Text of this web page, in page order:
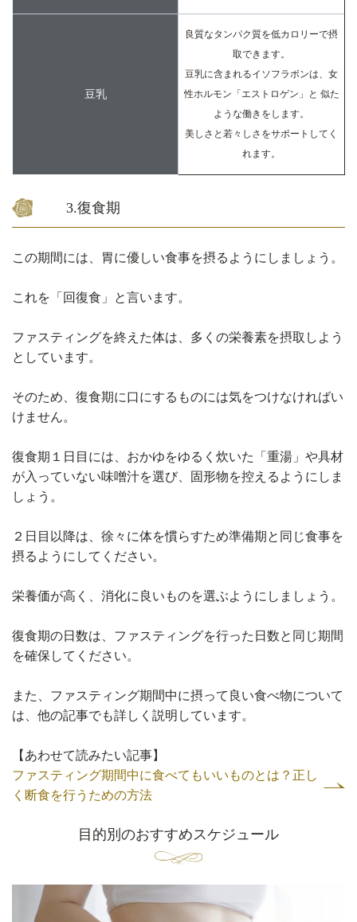
豆乳
良質なタンパク質を低カロリーで摂
取できます。
豆乳に含まれるイソフラボンは、女
性ホルモン「エストロゲン」と 似た
ような働きをします。
美しさと若々しさをサポートしてく
れます。
3.復食期
この期間には、胃に優しい食事を摂るようにしましょう。
これを「回復食」と言います。
ファスティングを終えた体は、多くの栄養素を摂取しよう
としています。
そのため、復食期に口にするものには気をつけなければい
けません。
復食期１日目には、おかゆをゆるく炊いた「重湯」や具材
が入っていない味噌汁を選び、固形物を控えるようにしま
しょう。
２日目以降は、徐々に体を慣らすため準備期と同じ食事を
摂るようにしてください。
栄養価が高く、消化に良いものを選ぶようにしましょう。
復食期の日数は、ファスティングを行った日数と同じ期間
を確保してください。
また、ファスティング期間中に摂って良い食べ物について
は、他の記事でも詳しく説明しています。
【あわせて読みたい記事】
ファスティング期間中に食べてもいいものとは？正し
く断食を行うための方法
目的別のおすすめスケジュール